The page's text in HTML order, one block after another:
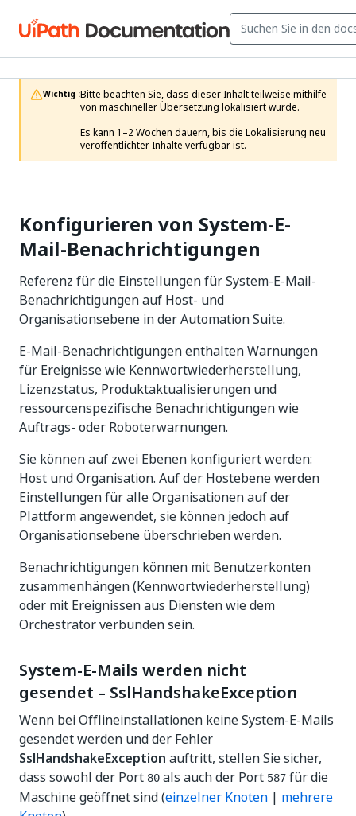
Wichtig :Bitte beachten Sie, dass dieser Inhalt teilweise mithilfe
von maschineller Übersetzung lokalisiert wurde.
Es kann 1–2 Wochen dauern, bis die Lokalisierung neu
veröffentlichter Inhalte verfügbar ist.
Konfigurieren von System-E-
Mail-Benachrichtigungen
Referenz für die Einstellungen für System-E-Mail-
Benachrichtigungen auf Host- und
Organisationsebene in der Automation Suite.
E-Mail-Benachrichtigungen enthalten Warnungen
für Ereignisse wie Kennwortwiederherstellung,
Lizenzstatus, Produktaktualisierungen und
ressourcenspezifische Benachrichtigungen wie
Auftrags- oder Roboterwarnungen.
Sie können auf zwei Ebenen konfiguriert werden:
Host und Organisation. Auf der Hostebene werden
Einstellungen für alle Organisationen auf der
Plattform angewendet, sie können jedoch auf
Organisationsebene überschrieben werden.
Benachrichtigungen können mit Benutzerkonten
zusammenhängen (Kennwortwiederherstellung)
oder mit Ereignissen aus Diensten wie dem
Orchestrator verbunden sein.
System-E-Mails werden nicht
gesendet – SslHandshakeException
Wenn bei Offlineinstallationen keine System-E-Mails
gesendet werden und der Fehler
SslHandshakeException auftritt, stellen Sie sicher,
dass sowohl der Port 80 als auch der Port 587 für die
Maschine geöffnet sind (einzelner Knoten | mehrere